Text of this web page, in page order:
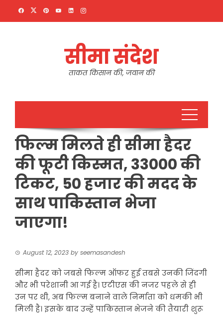
सीमा संदेश
ताकत किसान की, जवान की
फिल्म मिलते ही सीमा हैदर
की फूटी किस्मत, 33000 की
टिकट, 50 हजार की मदद के
साथ पाकिस्तान भेजा
जाएगा!
August 12, 2023 by seemasandesh
सीमा हैदर को जबसे फिल्म ऑफर हुई तबसे उनकी जिंदगी
और भी परेशानी आ गई है। एटीएस की नजर पहले से ही
उन पर थी, अब फिल्म बनाने वाले निर्माता को धमकी भी
मिली है। इसके बाद उन्हें पाकिस्तान भेजने की तैयारी शुरू